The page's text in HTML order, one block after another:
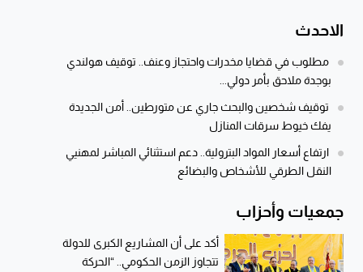
الاحدث
مطلوب في قضايا مخدرات واحتجاز وعنف.. توقيف هولندي
بوجدة ملاحق بأمر دولي...
توقيف شخصين والبحث جاري عن متورطين.. أمن الجديدة
يفك خيوط سرقات المنازل
ارتفاع أسعار المواد البترولية.. دعم استثنائي المباشر لمهنيي
النقل الطرقي للأشخاص والبضائع
جمعيات وأحزاب
أكد على أن المشاريع الكبرى للدولة
تتجاوز الزمن الحكومي.. “الحركة